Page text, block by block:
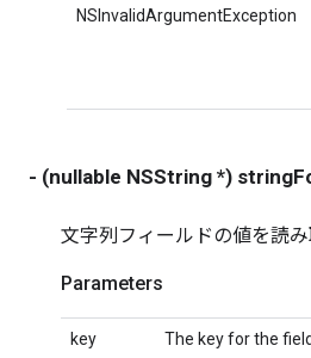
NSInvalidArgumentException
- (nullable NSString *)
文字列フィールドの値を読み
Parameters
key The key for the field.